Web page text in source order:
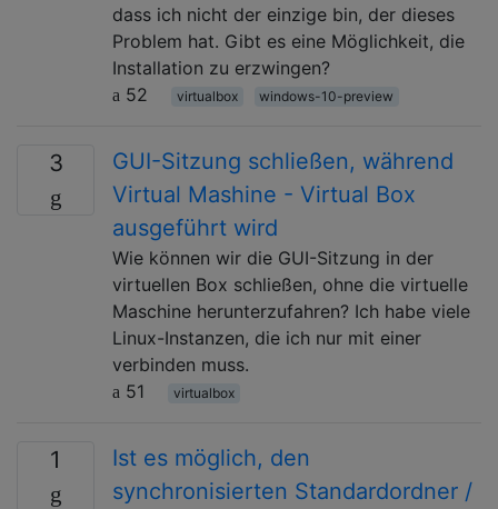
dass ich nicht der einzige bin, der dieses
Problem hat. Gibt es eine Möglichkeit, die
Installation zu erzwingen?
52
virtualbox windows-10-preview
3
GUI-Sitzung schließen, während
Virtual Mashine - Virtual Box
ausgeführt wird
Wie können wir die GUI-Sitzung in der
virtuellen Box schließen, ohne die virtuelle
Maschine herunterzufahren? Ich habe viele
Linux-Instanzen, die ich nur mit einer
verbinden muss.
51
virtualbox
1
Ist es möglich, den
synchronisierten Standardordner /